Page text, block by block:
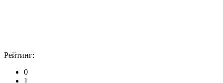
Рейтинг:
0
1